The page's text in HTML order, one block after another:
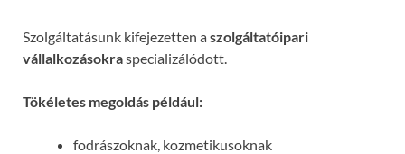
Szolgáltatásunk kifejezetten aszolgáltatóipari
vállalkozásokraspecializálódott.
Tökéletes megoldás például:
fodrászoknak, kozmetikusoknak